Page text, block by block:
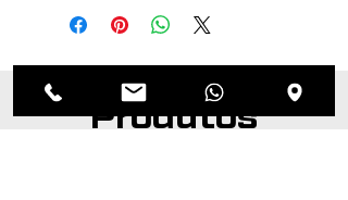
Produtos